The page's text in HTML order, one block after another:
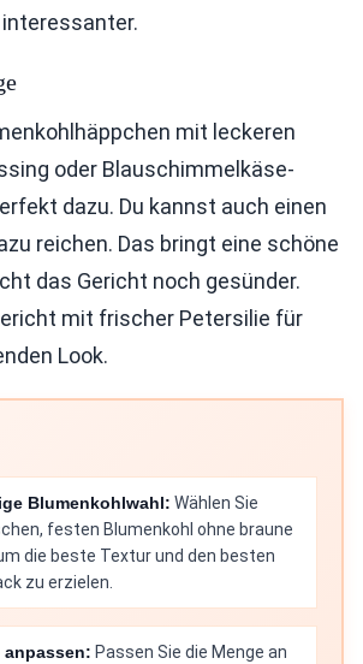
mit leckeren
oder Blauschimmelkäse-
dazu. Du kannst auch einen
reichen. Das bringt eine schöne
das Gericht noch gesünder.
mit frischer Petersilie für
Look.
Blumenkohlwahl: Wählen Sie
festen Blumenkohl ohne braune
die beste Textur und den besten
zu erzielen.
anpassen: Passen Sie die Menge an